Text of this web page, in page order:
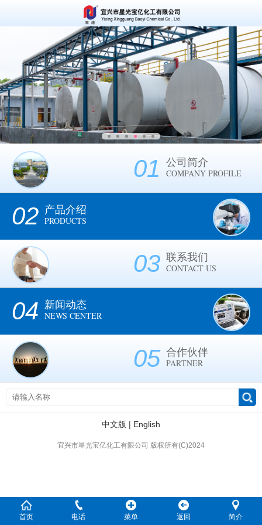
01 公司简介
COMPANY PROFILE
02 产品介绍
PRODUCTS
03 联系我们
CONTACT US
04 新闻动态
NEWS CENTER
05 合作伙伴
PARTNER
中文版 | English
宜兴市星光宝亿化工有限公司 版权所有(C)2024
首页 电话 菜单 返回 简介